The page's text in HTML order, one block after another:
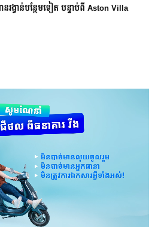
ង្វាន់បន្ថែមទៀត បន្ទាប់ពី Aston Villa